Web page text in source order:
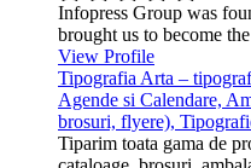
Infopress Group was
brought us to become
View Profile
Tipografia Arta –
Agende si Calendare,
brosuri, flyere),
Tiparim toata gama de